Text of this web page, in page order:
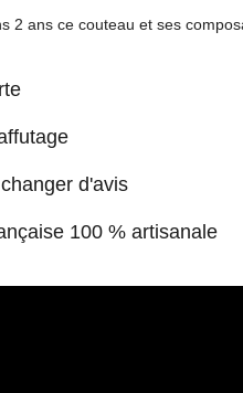
2 ans ce couteau et ses
d'avis
100 % artisanale